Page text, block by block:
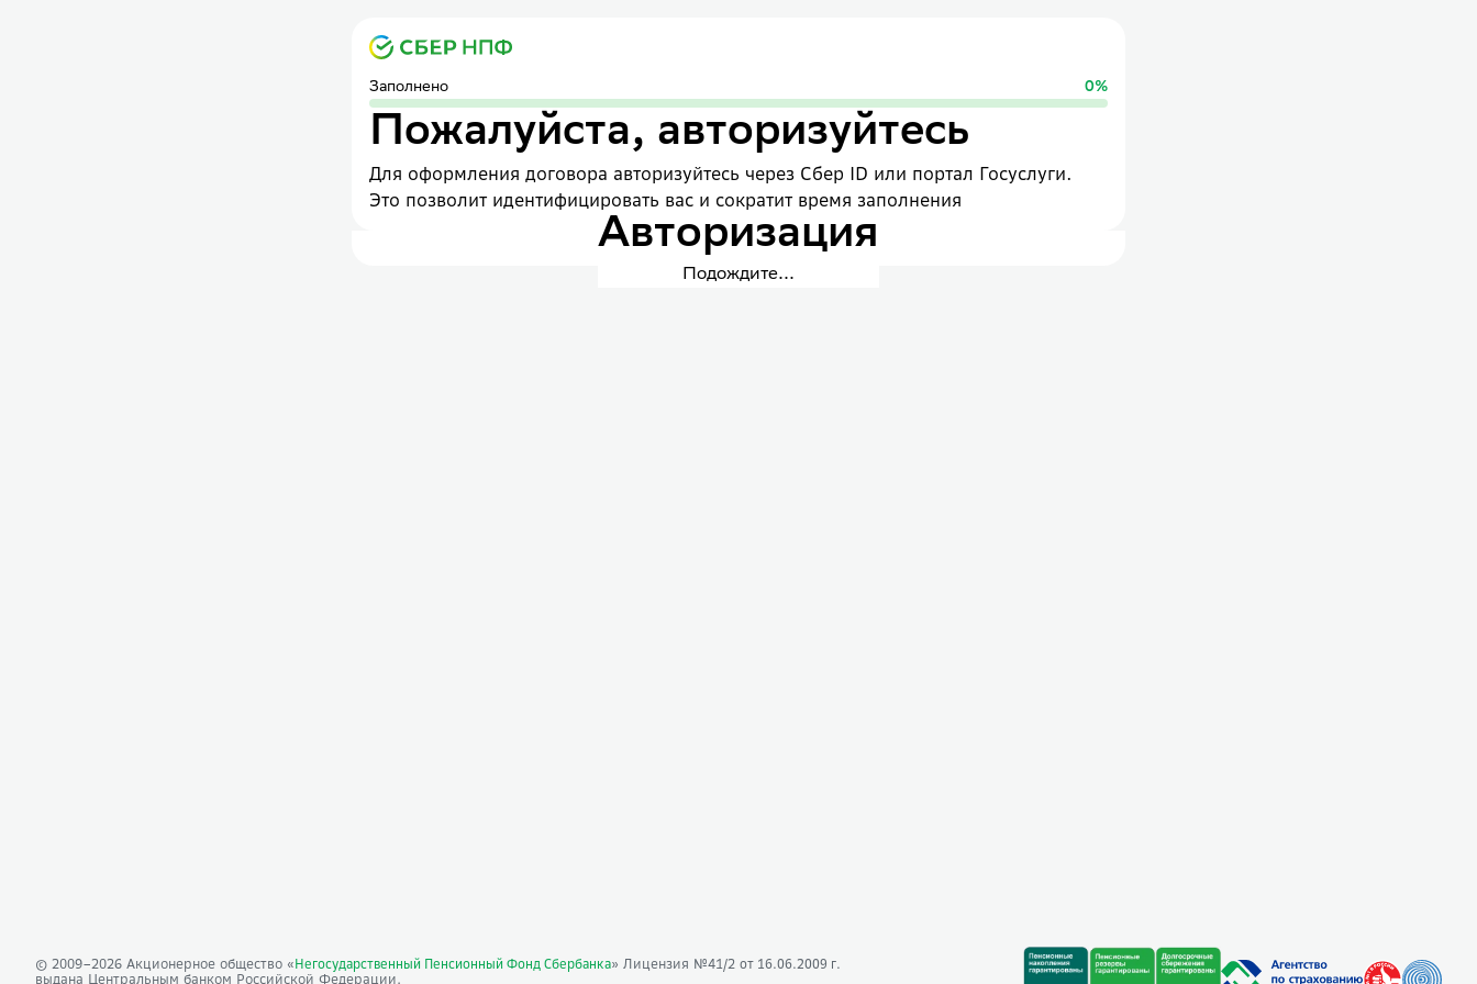
Заполнено 0%
Пожалуйста, авторизуйтесь
Для оформления договора авторизуйтесь через Сбер ID или портал Госуслуги.
Это позволит идентифицировать вас и сократит время заполнения
Авторизация
Подождите...
© 2009–2026 Акционерное общество « Негосударственный Пенсионный Фонд Сбербанка» Лицензия №41/2 от 16.06.2009 г.
выдана Центральным банком Российской Федерации.